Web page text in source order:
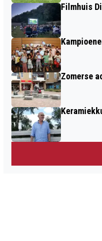
Filmhuis
Zomerse